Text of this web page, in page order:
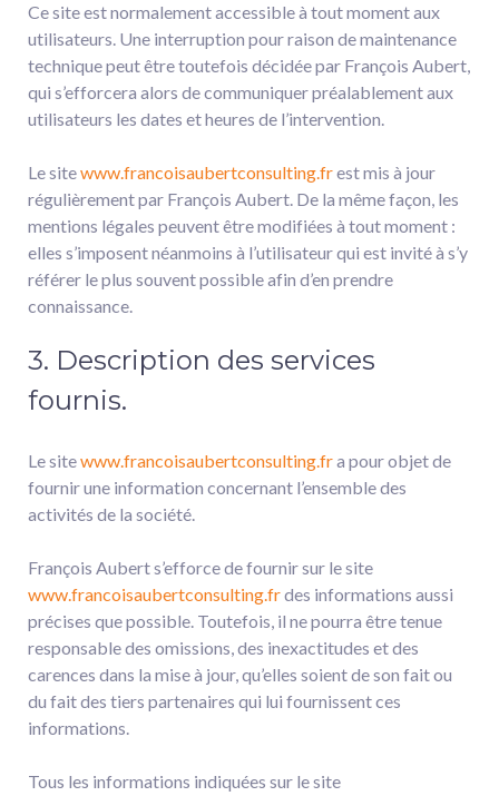
Ce site est normalement accessible à tout moment aux
utilisateurs. Une interruption pour raison de maintenance
technique peut être toutefois décidée par François Aubert,
qui s’efforcera alors de communiquer préalablement aux
utilisateurs les dates et heures de l’intervention.
Le sitewww.francoisaubertconsulting.frest mis à jour
régulièrement par François Aubert. De la même façon, les
mentions légales peuvent être modifiées à tout moment :
elles s’imposent néanmoins à l’utilisateur qui est invité à s’y
référer le plus souvent possible afin d’en prendre
connaissance.
3. Description des services
fournis.
Le sitewww.francoisaubertconsulting.fra pour objet de
fournir une information concernant l’ensemble des
activités de la société.
François Aubert s’efforce de fournir sur le site
www.francoisaubertconsulting.frdes informations aussi
précises que possible. Toutefois, il ne pourra être tenue
responsable des omissions, des inexactitudes et des
carences dans la mise à jour, qu’elles soient de son fait ou
du fait des tiers partenaires qui lui fournissent ces
informations.
Tous les informations indiquées sur le site